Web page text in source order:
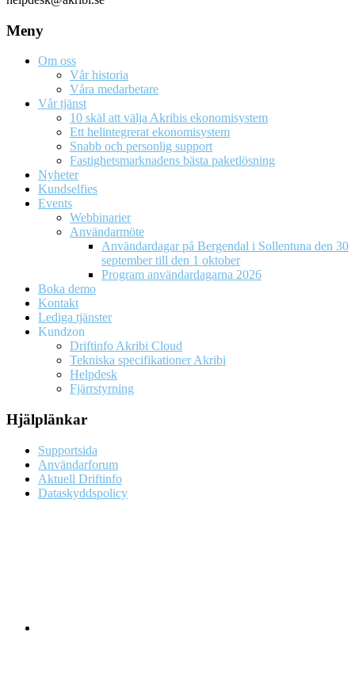
Meny
Om oss
Vår historia
Våra medarbetare
Vår tjänst
10 skäl att välja Akribis ekonomisystem
Ett helintegrerat ekonomisystem
Snabb och personlig support
Fastighetsmarknadens bästa paketlösning
Nyheter
Kundselfies
Events
Webbinarier
Användarmöte
Användardagar på Bergendal i Sollentuna den 30
september till den 1 oktober
Program användardagarna 2026
Boka demo
Kontakt
Lediga tjänster
Kundzon
Driftinfo Akribi Cloud
Tekniska specifikationer Akribi
Helpdesk
Fjärrstyrning
Hjälplänkar
Supportsida
Användarforum
Aktuell Driftinfo
Dataskyddspolicy